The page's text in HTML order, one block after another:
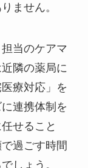
ません。
当のケアマ
隣の薬局に
療対応」を
連携体制を
せること
過ごす時間
しょう。